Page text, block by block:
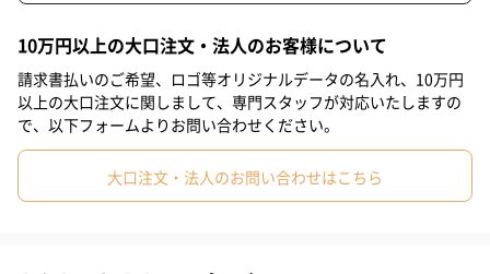
選べるカラーは7種類
ラベンダー
10万円以上の大口注文・法人のお客様について
請求書払いのご希望、ロゴ等オリジナルデータの名入れ、10万円
以上の大口注文に関しまして、専門スタッフが対応いたしますの
で、以下フォームよりお問い合わせください。
大口注文・法人のお問い合わせはこちら